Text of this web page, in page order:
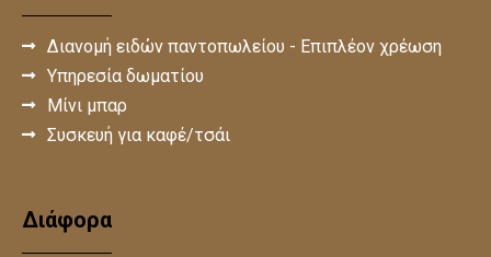
Διανομή ειδών παντοπωλείου - Επιπλέον χρέωση
Υπηρεσία δωματίου
Μίνι μπαρ
Συσκευή για καφέ/τσάι
Διάφορα